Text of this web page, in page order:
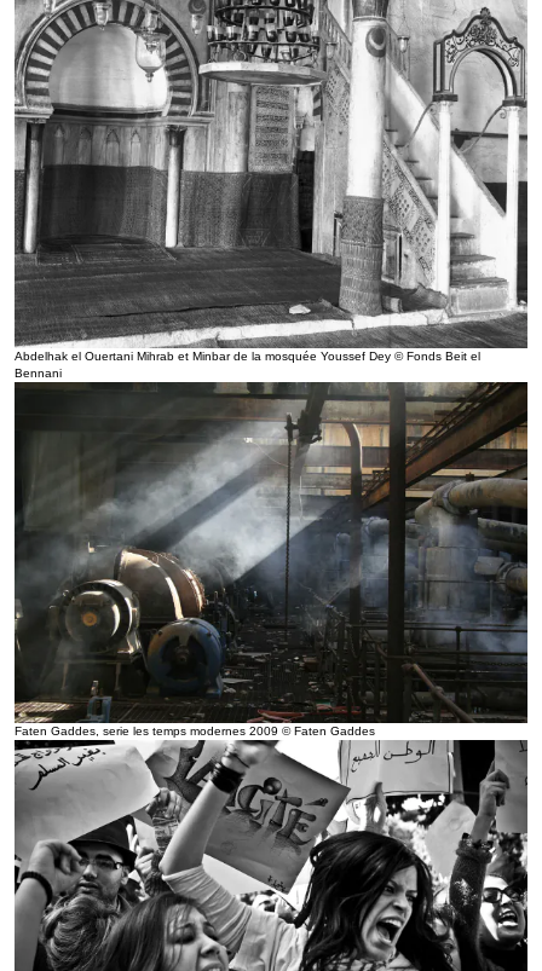
Abdelhak el Ouertani Mihrab et Minbar de la mosquée Youssef Dey © Fonds Beit el
Bennani
Faten Gaddes, serie les temps modernes 2009 © Faten Gaddes